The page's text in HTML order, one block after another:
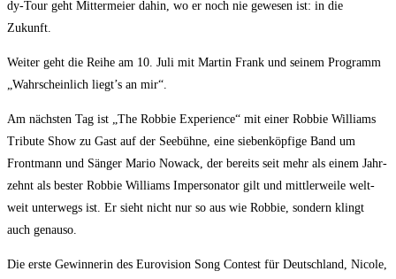
dy-Tour geht Mit­ter­mei­er dahin, wo er noch nie gewe­sen ist: in die
Zukunft.
Wei­ter geht die Rei­he am 10. Juli mit Mar­tin Frank und sei­nem Pro­gramm
„Wahr­schein­lich liegt’s an mir“.
Am nächs­ten Tag ist „The Rob­bie Expe­ri­ence“ mit einer Rob­bie Wil­liams
Tri­bu­te Show zu Gast auf der See­büh­ne, eine sie­ben­köp­fi­ge Band um
Front­mann und Sän­ger Mario Nowack, der bereits seit mehr als einem Jahr­
zehnt als bes­ter Rob­bie Wil­liams Imper­so­na­tor gilt und mitt­ler­wei­le welt­
weit unter­wegs ist. Er sieht nicht nur so aus wie Rob­bie, son­dern klingt
auch genauso.
Die ers­te Gewin­ne­rin des Euro­vi­si­on Song Con­test für Deutsch­land, Nico­le,